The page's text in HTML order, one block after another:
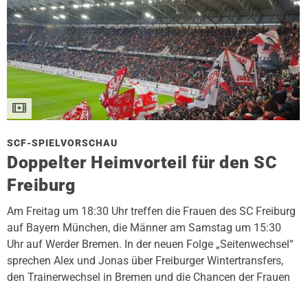
SCF-SPIELVORSCHAU
Doppelter Heimvorteil für den SC
Freiburg
Am Freitag um 18:30 Uhr treffen die Frauen des SC Freiburg
auf Bayern München, die Männer am Samstag um 15:30
Uhr auf Werder Bremen. In der neuen Folge „Seitenwechsel“
sprechen Alex und Jonas über Freiburger Wintertransfers,
den Trainerwechsel in Bremen und die Chancen der Frauen